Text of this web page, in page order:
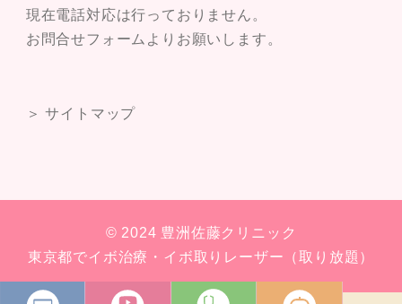
現在電話対応は行っておりません。
お問合せフォームよりお願いします。
＞ サイトマップ
© 2024 豊洲佐藤クリニック
東京都でイボ治療・イボ取りレーザー（取り放題）